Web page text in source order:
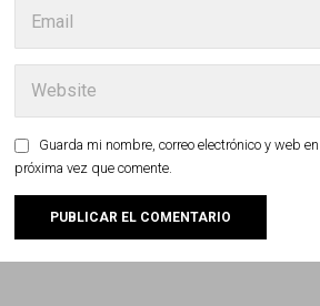
Guarda mi nombre, correo electrónico y web
próxima vez que comente.